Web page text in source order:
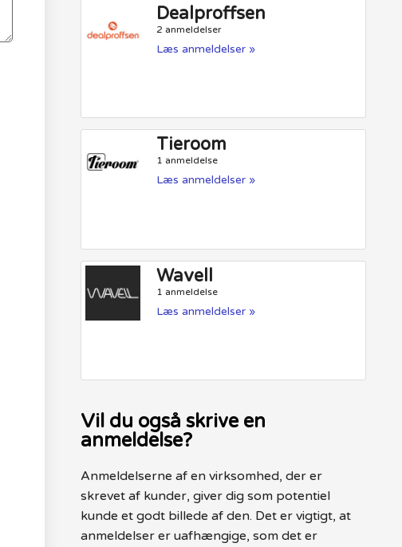
Dealproffsen
2 anmeldelser
Læs anmeldelser »
Tieroom
1 anmeldelse
Læs anmeldelser »
Wavell
1 anmeldelse
Læs anmeldelser »
Vil du også skrive en
anmeldelse?
Anmeldelserne af en virksomhed, der er
skrevet af kunder, giver dig som potentiel
kunde et godt billede af den. Det er vigtigt, at
anmeldelser er uafhængige, som det er